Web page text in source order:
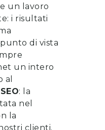
un lavoro
i risultati
di vista
un intero
al
: la
nel
la
clienti.